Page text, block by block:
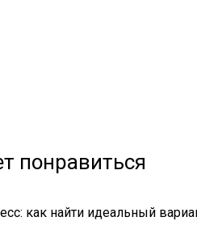
понравиться
как найти идеальный